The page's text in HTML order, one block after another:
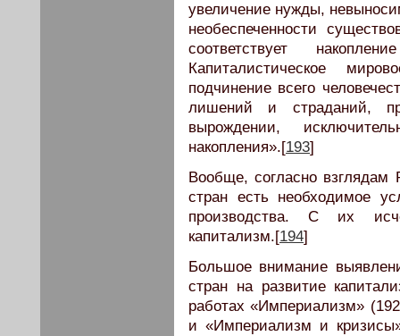
увеличение нужды,
необеспеченности
соответствует
Капиталистическое
подчинение всего
лишений и страданий,
вырождении,
накопления».[193]
Вообще, согласно взглядам
стран есть необходимое
производства. С их
капитализм.[194]
Большое внимание
стран на развитие
работах «Империализм»
и «Империализм и